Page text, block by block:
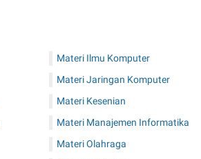
Materi Ilmu Komputer
Materi Jaringan Komputer
Materi Kesenian
Materi Manajemen Informatika
Materi Olahraga